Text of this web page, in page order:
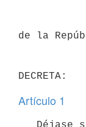
de la
Artículo 1